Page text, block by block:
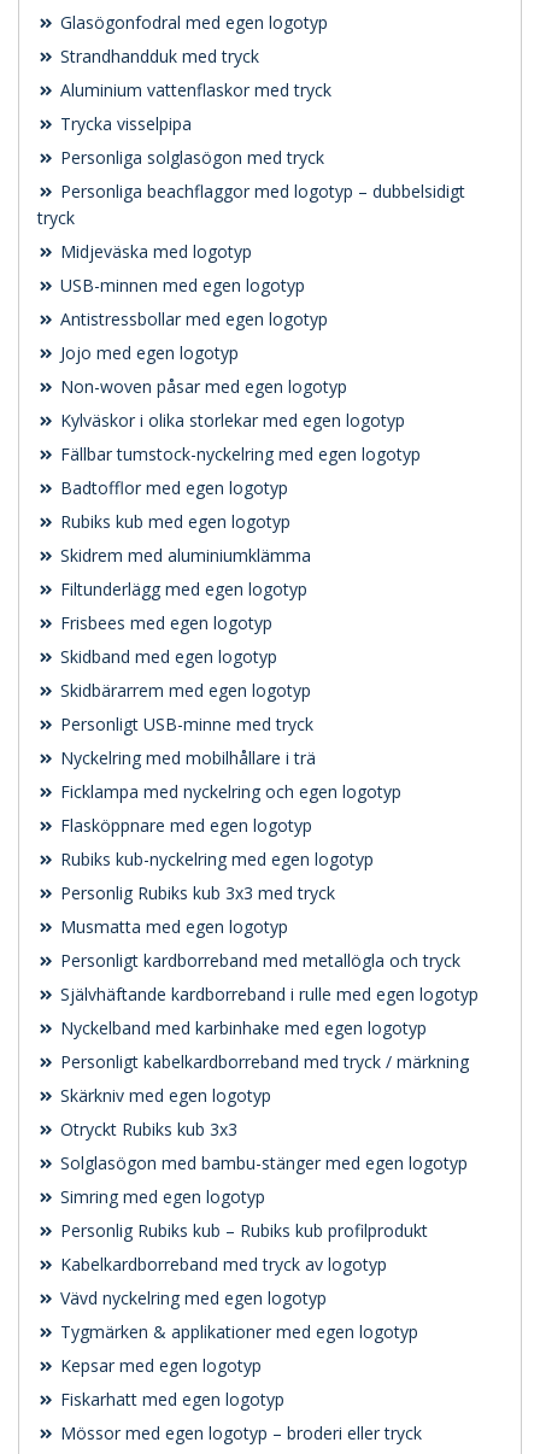
Glasögonfodral med egen logotyp
Strandhandduk med tryck
Aluminium vattenflaskor med tryck
Trycka visselpipa
Personliga solglasögon med tryck
Personliga beachflaggor med logotyp – dubbelsidigt
tryck
Midjeväska med logotyp
USB-minnen med egen logotyp
Antistressbollar med egen logotyp
Jojo med egen logotyp
Non-woven påsar med egen logotyp
Kylväskor i olika storlekar med egen logotyp
Fällbar tumstock-nyckelring med egen logotyp
Badtofflor med egen logotyp
Rubiks kub med egen logotyp
Skidrem med aluminiumklämma
Filtunderlägg med egen logotyp
Frisbees med egen logotyp
Skidband med egen logotyp
Skidbärarrem med egen logotyp
Personligt USB-minne med tryck
Nyckelring med mobilhållare i trä
Ficklampa med nyckelring och egen logotyp
Flasköppnare med egen logotyp
Rubiks kub-nyckelring med egen logotyp
Personlig Rubiks kub 3x3 med tryck
Musmatta med egen logotyp
Personligt kardborreband med metallögla och tryck
Självhäftande kardborreband i rulle med egen logotyp
Nyckelband med karbinhake med egen logotyp
Personligt kabelkardborreband med tryck / märkning
Skärkniv med egen logotyp
Otryckt Rubiks kub 3x3
Solglasögon med bambu-stänger med egen logotyp
Simring med egen logotyp
Personlig Rubiks kub – Rubiks kub profilprodukt
Kabelkardborreband med tryck av logotyp
Vävd nyckelring med egen logotyp
Tygmärken & applikationer med egen logotyp
Kepsar med egen logotyp
Fiskarhatt med egen logotyp
Mössor med egen logotyp – broderi eller tryck